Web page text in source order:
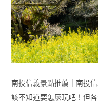
南投信義景點推薦｜南投
該不知道要怎麼玩吧！但